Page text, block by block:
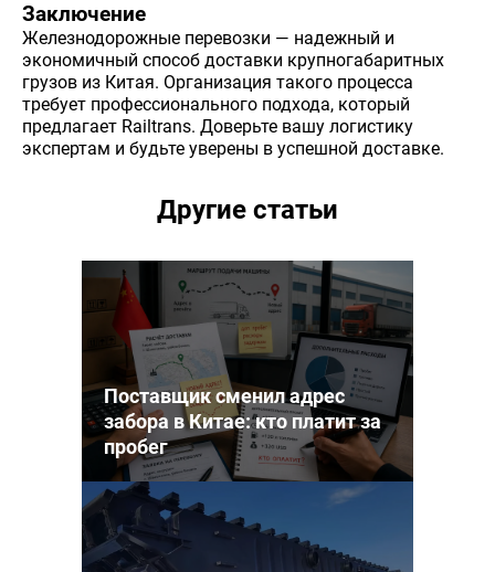
Заключение
Железнодорожные перевозки — надежный и
экономичный способ доставки крупногабаритных
грузов из Китая. Организация такого процесса
требует профессионального подхода, который
предлагает Railtrans. Доверьте вашу логистику
экспертам и будьте уверены в успешной доставке.
Другие статьи
Поставщик сменил адрес
забора в Китае: кто платит за
пробег